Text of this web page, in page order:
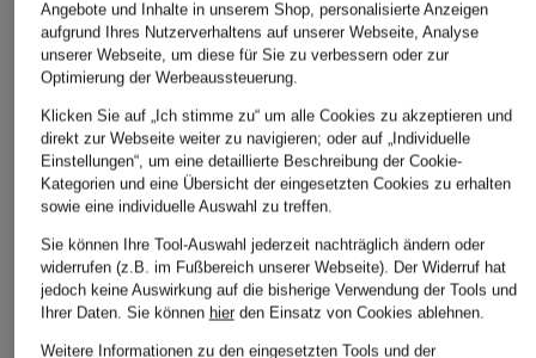
104,99 €
Bestpreis:89,24 €
Ursprünglich:139,95 €
87,99 €
Bestpreis:219,99 €
Weitere Kategorien
Angebote und Inhalte in unserem Shop, personalisierte Anzeigen
aufgrund Ihres Nutzerverhaltens auf unserer Webseite, Analyse
unserer Webseite, um diese für Sie zu verbessern oder zur
Optimierung der Werbeaussteuerung.
Klicken Sie auf „Ich stimme zu“ um alle Cookies zu akzeptieren und
direkt zur Webseite weiter zu navigieren; oder auf „Individuelle
Einstellungen“, um eine detaillierte Beschreibung der Cookie-
Kategorien und eine Übersicht der eingesetzten Cookies zu erhalten
sowie eine individuelle Auswahl zu treffen.
Sie können Ihre Tool-Auswahl jederzeit nachträglich ändern oder
widerrufen (z.B. im Fußbereich unserer Webseite). Der Widerruf hat
jedoch keine Auswirkung auf die bisherige Verwendung der Tools und
Ihrer Daten. Sie können hierden Einsatz von Cookies ablehnen.
Weitere Informationen zu den eingesetzten Tools und der